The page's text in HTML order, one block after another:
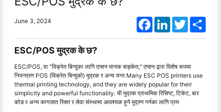
June 3, 2024 FacebookLinkedInTwitter
ESC/POS मुद्रक के छ?
ESC/POS, वा "विक्रेत बिन्दुका लागि एप्सन मानक सङ्केत," एप्सन द्वारा विशेष रूपमा
नियन्त्रण POS (विक्रेत बिन्दुको) मुद्रक र अन्य यन्त Many ESC POS printers use
thermal printing technology, and they are widely popular for their
simplicity and powerful functionality. यी मुद्रक प्राथमिक रिसिप्ट, टिकेट, बार
कोड र अन्य कागजात रिक्त र सेवा संस्थामा आवश्यक हुने मुद्रण गर्नका लागि प्रय